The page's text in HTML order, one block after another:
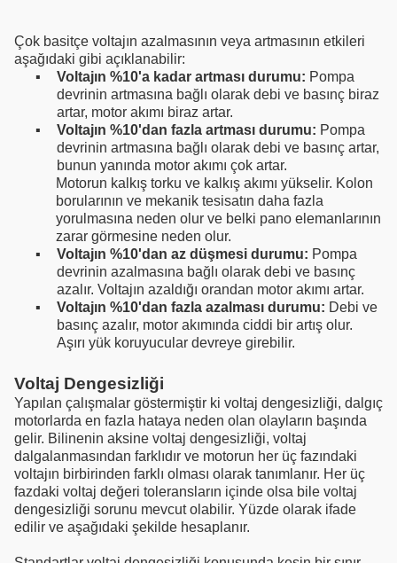
Çok basitçe voltajın azalmasının veya artmasının etkileri
aşağıdaki gibi açıklanabilir:
▪
Voltajın %10'a kadar artması durumu: Pompa
devrinin artmasına bağlı olarak debi ve basınç biraz
artar, motor akımı biraz artar.
▪
Voltajın %10'dan fazla artması durumu: Pompa
devrinin artmasına bağlı olarak debi ve basınç artar,
bunun yanında motor akımı çok artar.
Motorun kalkış torku ve kalkış akımı yükselir. Kolon
borularının ve mekanik tesisatın daha fazla
yorulmasına neden olur ve belki pano elemanlarının
zarar görmesine neden olur.
▪
Voltajın %10'dan az düşmesi durumu: Pompa
devrinin azalmasına bağlı olarak debi ve basınç
azalır. Voltajın azaldığı orandan motor akımı artar.
▪
Voltajın %10'dan fazla azalması durumu: Debi ve
basınç azalır, motor akımında ciddi bir artış olur.
Aşırı yük koruyucular devreye girebilir.
Voltaj Dengesizliği
Yapılan çalışmalar göstermiştir ki voltaj dengesizliği, dalgıç
motorlarda en fazla hataya neden olan olayların başında
gelir. Bilinenin aksine voltaj dengesizliği, voltaj
dalgalanmasından farklıdır ve motorun her üç fazındaki
voltajın birbirinden farklı olması olarak tanımlanır. Her üç
fazdaki voltaj değeri toleransların içinde olsa bile voltaj
dengesizliği sorunu mevcut olabilir. Yüzde olarak ifade
edilir ve aşağıdaki şekilde hesaplanır.